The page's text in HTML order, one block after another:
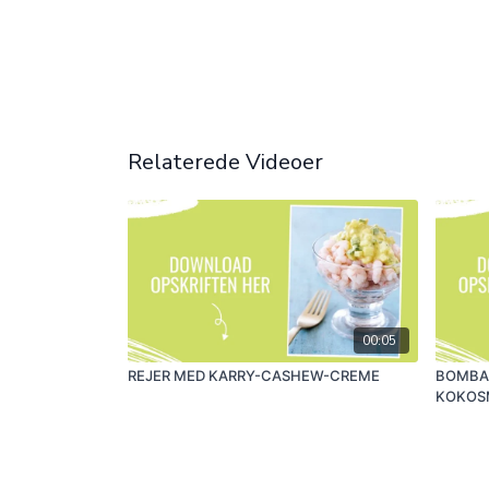
Relaterede Videoer
00:05
REJER MED KARRY-CASHEW-CREME